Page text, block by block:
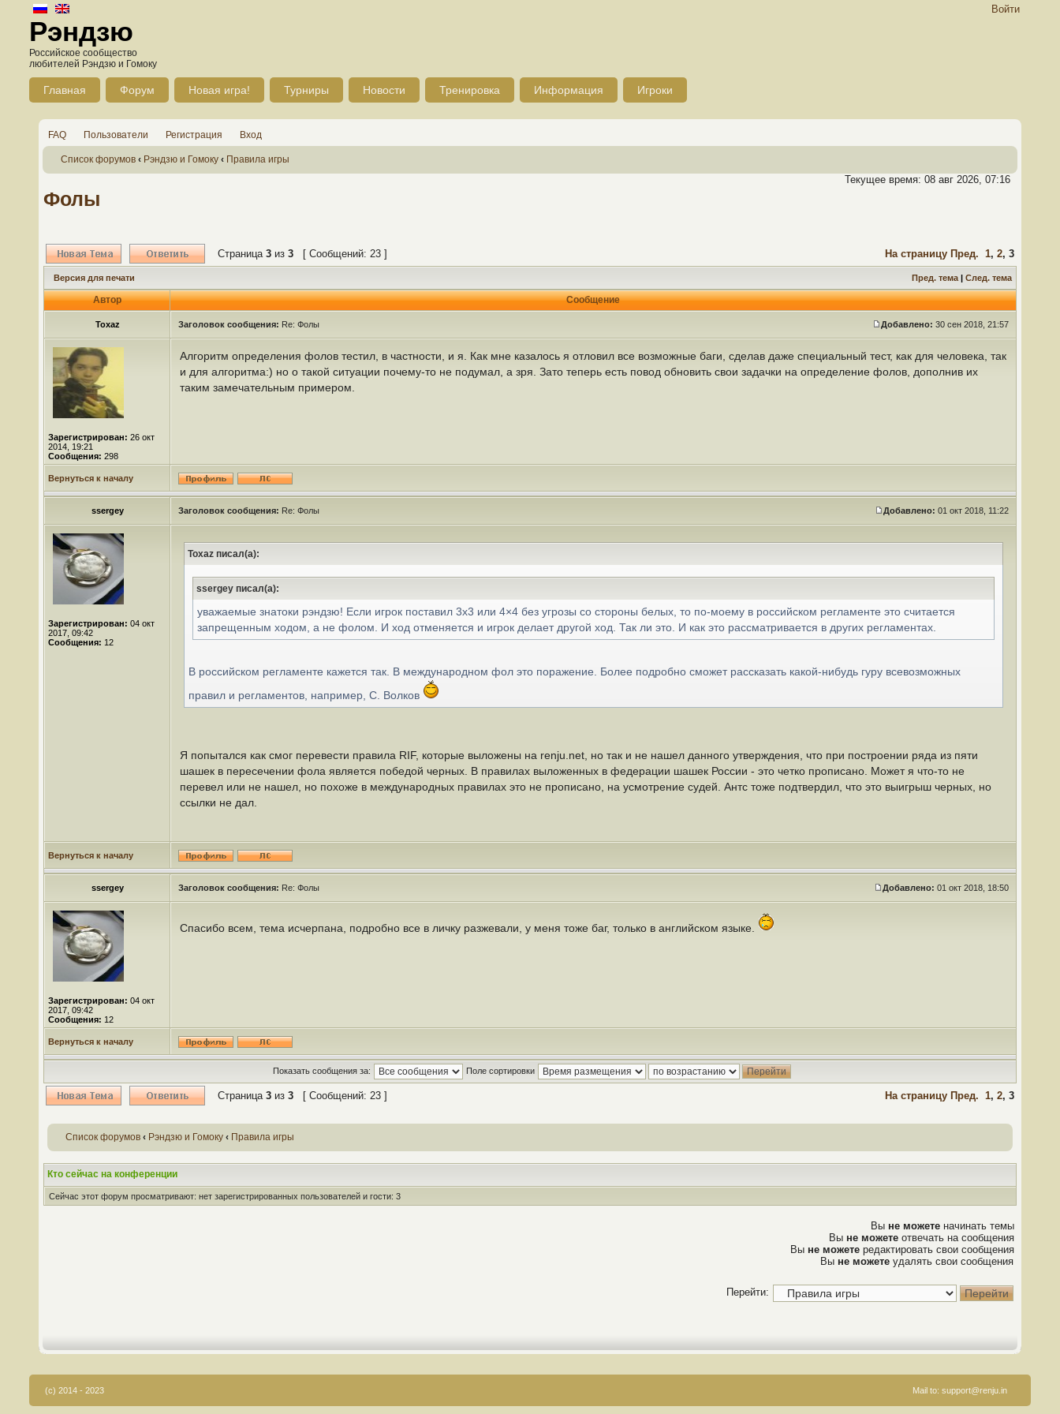
Войти
Рэндзю
Российское сообщество
любителей Рэндзю и Гомоку
Главная Форум Новая игра! Турниры Новости Тренировка Информация Игроки
FAQ Пользователи Регистрация Вход
Список форумов ‹ Рэндзю и Гомоку ‹ Правила игры
Текущее время: 08 авг 2026, 07:16
Фолы
Страница 3 из 3 [ Сообщений: 23 ] На страницу Пред. 1, 2, 3
Версия для печати Пред. тема | След. тема
Автор Сообщение
Toxaz Заголовок сообщения: Re: Фолы Добавлено: 30 сен 2018, 21:57
Зарегистрирован: 26 окт
2014, 19:21
Сообщения: 298
Алгоритм определения фолов тестил, в частности, и я. Как мне казалось я отловил все возможные баги, сделав даже специальный тест, как для человека, так
и для алгоритма:) но о такой ситуации почему-то не подумал, а зря. Зато теперь есть повод обновить свои задачки на определение фолов, дополнив их
таким замечательным примером.
Вернуться к началу
ssergey Заголовок сообщения: Re: Фолы Добавлено: 01 окт 2018, 11:22
Зарегистрирован: 04 окт
2017, 09:42
Сообщения: 12
Toxaz писал(а):
ssergey писал(а):
уважаемые знатоки рэндзю! Если игрок поставил 3х3 или 4×4 без угрозы со стороны белых, то по-моему в российском регламенте это считается
запрещенным ходом, а не фолом. И ход отменяется и игрок делает другой ход. Так ли это. И как это рассматривается в других регламентах.
В российском регламенте кажется так. В международном фол это поражение. Более подробно сможет рассказать какой-нибудь гуру всевозможных
правил и регламентов, например, С. Волков
Я попытался как смог перевести правила RIF, которые выложены на renju.net, но так и не нашел данного утверждения, что при построении ряда из пяти
шашек в пересечении фола является победой черных. В правилах выложенных в федерации шашек России - это четко прописано. Может я что-то не
перевел или не нашел, но похоже в международных правилах это не прописано, на усмотрение судей. Антс тоже подтвердил, что это выигрыш черных, но
ссылки не дал.
Вернуться к началу
ssergey Заголовок сообщения: Re: Фолы Добавлено: 01 окт 2018, 18:50
Зарегистрирован: 04 окт
2017, 09:42
Сообщения: 12
Спасибо всем, тема исчерпана, подробно все в личку разжевали, у меня тоже баг, только в английском языке.
Вернуться к началу
Показать сообщения за: Поле сортировки
Страница 3 из 3 [ Сообщений: 23 ] На страницу Пред. 1, 2, 3
Список форумов ‹ Рэндзю и Гомоку ‹ Правила игры
Кто сейчас на конференции
Сейчас этот форум просматривают: нет зарегистрированных пользователей и гости: 3
Вы не можете начинать темы
Вы не можете отвечать на сообщения
Вы не можете редактировать свои сообщения
Вы не можете удалять свои сообщения
Перейти:
(c) 2014 - 2023 Mail to: support@renju.in